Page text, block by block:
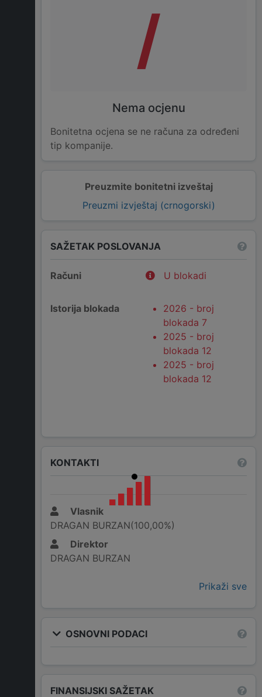
Preuzmite bonitetni izveštaj
Preuzmi izvještaj (crnogorski)
/
Nema ocjenu
Bonitetna ocjena se ne računa za određeni
tip kompanije.
SAŽETAK POSLOVANJA
Računi U blokadi
Istorija blokada
2026 - broj
blokada 7
2025 - broj
blokada 12
2025 - broj
blokada 12
KONTAKTI
Vlasnik
DRAGAN BURZAN(100,00%)
Direktor
DRAGAN BURZAN
Prikaži sve
OSNOVNI PODACI
FINANSIJSKI SAŽETAK